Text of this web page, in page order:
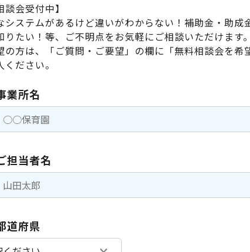
談会受付中】
システムがあるけど違いがわからない！補助金・助成
りたい！等、ご不明点をお気軽にご相談いただけます。
方は、「ご質問・ご要望」の欄に「無料相談会を希
ください。
業所名
担当者名
道府県